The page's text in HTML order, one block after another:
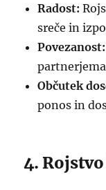
Radost:
sreče in
Povezanost:
Občutek
ponos in
4.